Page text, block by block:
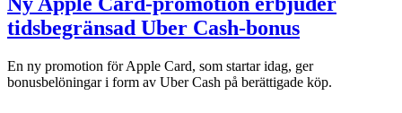
tidsbegränsad Uber Cash-bonus
En ny promotion för Apple Card, som startar idag, ger
bonusbelöningar i form av Uber Cash på berättigade köp.